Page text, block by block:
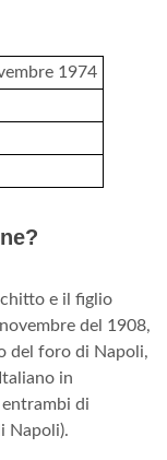
1974
e il figlio
del 1908,
del foro di Napoli,
in
di
Napoli).